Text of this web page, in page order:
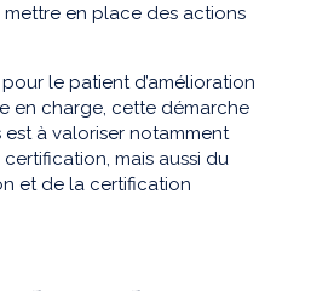
en place des actions
le patient d’amélioration
en charge, cette démarche
est à valoriser notamment
mais aussi du
et de la certification